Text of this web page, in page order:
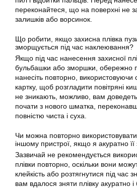
переконайтеся, що на поверхні не
залишків або ворсинок.
Що робити, якщо захисна плівка
зморщується під час наклеювання?
Якщо під час нанесення захисної
бульбашки або зморшки, обережно
нанесіть повторно, використовуючи
картку, щоб розгладити повітряні
не зникають, можливо, вам
почати з нового шматка,
повністю чиста і суха.
Чи можна повторно використовувати
іншому пристрої, якщо я акуратно її
Зазвичай не рекомендується
плівки повторно, оскільки вони
клейкість або розтягнутися під час
вам вдалося зняти плівку акуратно